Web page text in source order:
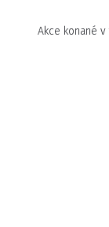
Akce konané